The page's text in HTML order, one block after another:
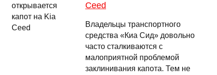
Ceed
Владельцы транспортного
средства «Киа Сид» довольно
часто сталкиваются с
малоприятной проблемой
заклинивания капота. Тем не